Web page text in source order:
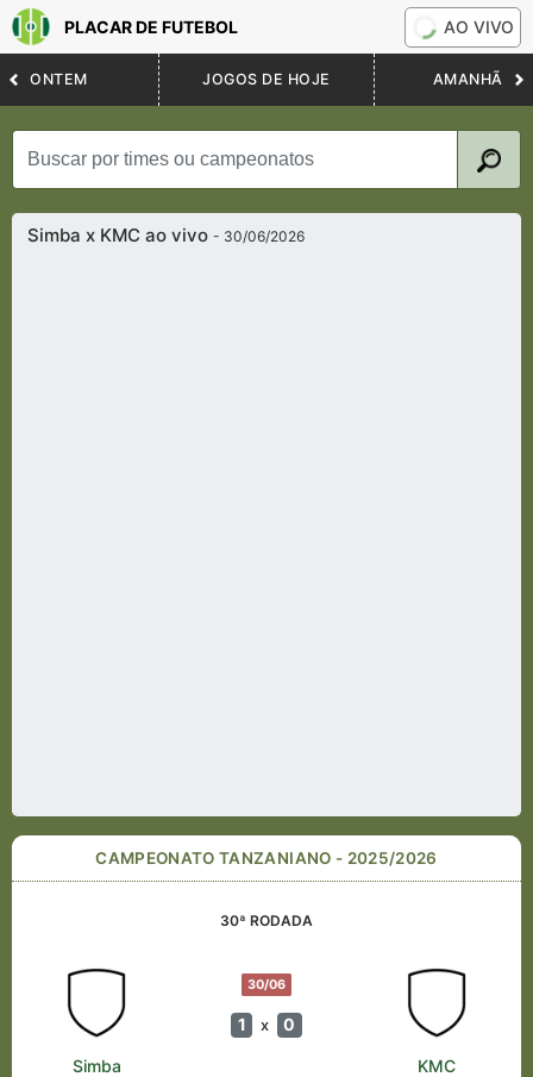
PLACAR DE FUTEBOL AO VIVO
ONTEM JOGOS DE HOJE AMANHÃ
Simba x KMC ao vivo- 30/06/2026
CAMPEONATO TANZANIANO - 2025/2026
30ª RODADA
30/06
1 x 0
Simba KMC